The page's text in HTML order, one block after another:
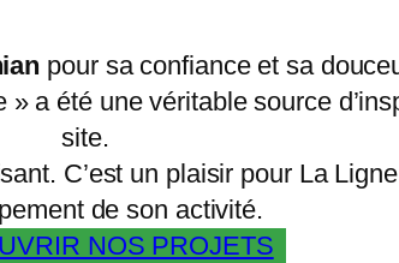
pour sa confiance et sa
a été une véritable source
site.
C’est un plaisir pour La
de son activité.
NOS PROJETS